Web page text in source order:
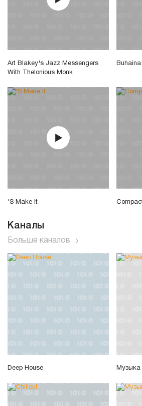
Art Blakey's Jazz Messengers
With Thelonious Monk
'S Make It
Каналы
Больше каналов
Deep House Музыка